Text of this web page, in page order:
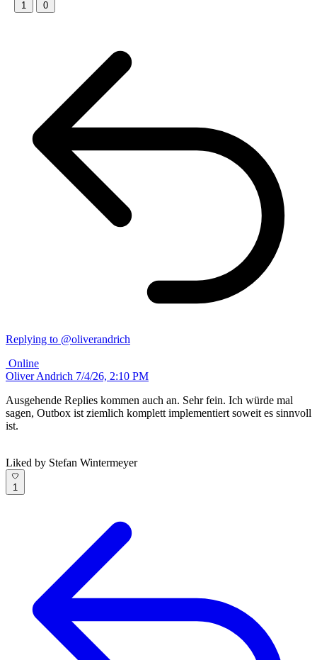
1 0
Replying to @oliverandrich
Online
Oliver Andrich 7/4/26, 2:10 PM
Ausgehende Replies kommen auch an. Sehr fein. Ich würde mal
sagen, Outbox ist ziemlich komplett implementiert soweit es sinnvoll
ist.
Liked by Stefan Wintermeyer
1